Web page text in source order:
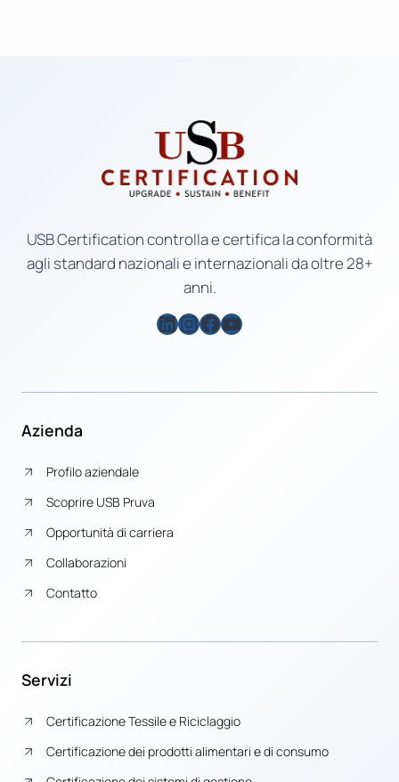
USB Certification controlla e certifica la conformità
agli standard nazionali e internazionali da oltre 28+
anni.
LinkedIn
Instagram
Facebook
YouTube
Azienda
Profilo aziendale
Scoprire USB Pruva
Opportunità di carriera
Collaborazioni
Contatto
Servizi
Certificazione Tessile e Riciclaggio
Certificazione dei prodotti alimentari e di consumo